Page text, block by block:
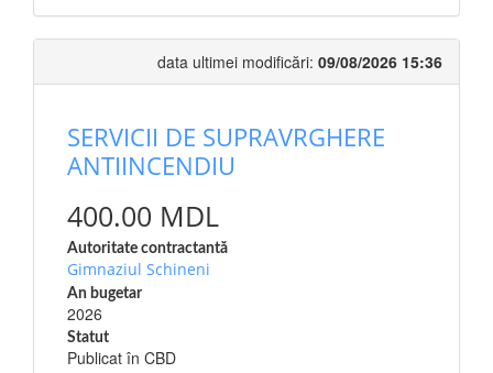
data ultimei modificări: 09/08/2026 15:36
SERVICII DE SUPRAVRGHERE
ANTIINCENDIU
400.00 MDL
Autoritate contractantă
Gimnaziul Schineni
An bugetar
2026
Statut
Publicat în CBD